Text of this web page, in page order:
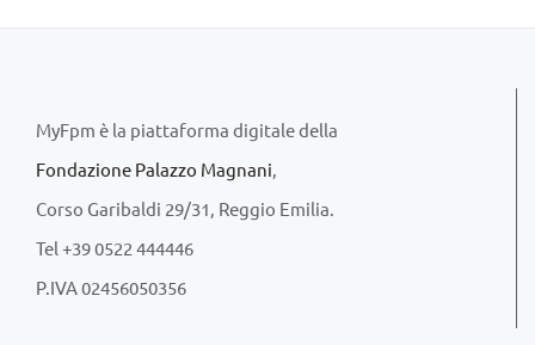
MyFpm è la piattaforma digitale della
Fondazione Palazzo Magnani
Corso Garibaldi 29/31, Reggio Emilia.
Tel +39 0522 444446
P.IVA 02456050356